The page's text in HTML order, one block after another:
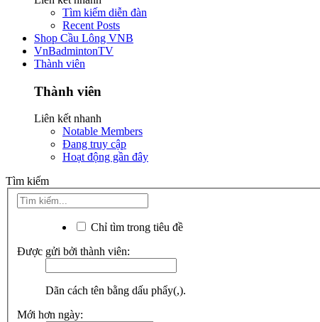
Tìm kiếm diễn đàn
Recent Posts
Shop Cầu Lông VNB
VnBadmintonTV
Thành viên
Thành viên
Liên kết nhanh
Notable Members
Đang truy cập
Hoạt động gần đây
Tìm kiếm
Chỉ tìm trong tiêu đề
Được gửi bởi thành viên:
Dãn cách tên bằng dấu phẩy(,).
Mới hơn ngày: